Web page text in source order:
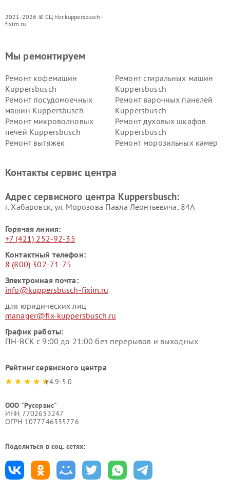
2021-2026 © СЦ hbr.kuppersbusch-
fixim.ru
Мы ремонтируем
Ремонт кофемашин
Kuppersbusch
Ремонт стиральных машин
Kuppersbusch
Ремонт посудомоечных
машин Kuppersbusch
Ремонт варочных панелей
Kuppersbusch
Ремонт микроволновых
печей Kuppersbusch
Ремонт духовых шкафов
Kuppersbusch
Ремонт вытяжек
Ремонт морозильных камер
Kuppersbusch
вакуумных упаковщиков
Ремонт сушильных машин Kuppersbusch
Контакты сервис центра
Адрес сервисного центра Kuppersbusch:
г. Хабаровск, ул. Морозова Павла Леонтьевича, 84А
Горячая линия:
+7 (421) 252-92-35
Контактный телефон:
8 (800) 302-71-75
Электронная почта:
info@kuppersbusch-fixim.ru
для юридических лиц
manager@fix-kuppersbusch.ru
График работы:
ПН-ВСК с 9:00 до 21:00 без перерывов и выходных
Рейтинг сервисного центра
4.9-5.0
ООО "Русервис"
ИНН 7702633247
ОГРН 1077746335776
Поделиться в соц. сетях: